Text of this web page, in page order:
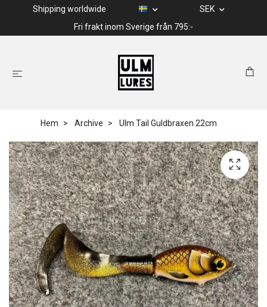
Shipping worldwide
SEK
Fri frakt inom Sverige från 795:-
Hem Archive Ulm Tail Guldbraxen 22cm